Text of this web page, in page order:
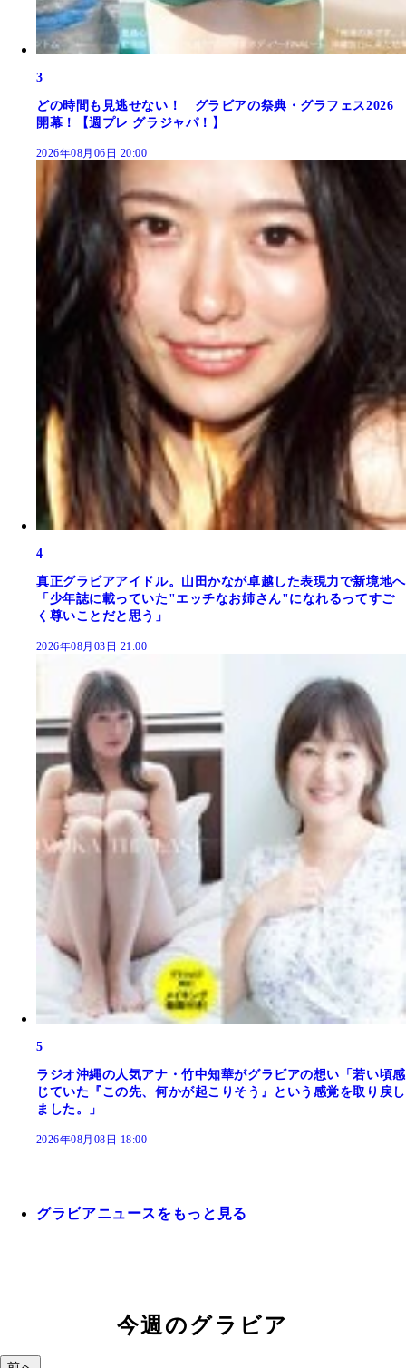
3
どの時間も見逃せない！ グラビアの祭典・グラフェス2026
開幕！【週プレ グラジャパ！】
2026年08月06日 20:00
4
真正グラビアアイドル。山田かなが卓越した表現力で新境地へ
「少年誌に載っていた"エッチなお姉さん"になれるってすご
く尊いことだと思う」
2026年08月03日 21:00
5
ラジオ沖縄の人気アナ・竹中知華がグラビアの想い「若い頃感
じていた『この先、何かが起こりそう』という感覚を取り戻し
ました。」
2026年08月08日 18:00
グラビアニュースをもっと見る
今週のグラビア